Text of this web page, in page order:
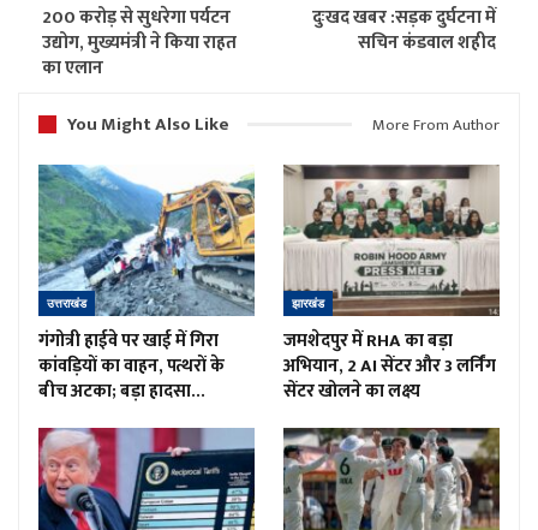
200 करोड़ से सुधरेगा पर्यटन
उद्योग, मुख्यमंत्री ने किया राहत
का एलान
दुःखद खबर :सड़क दुर्घटना में
सचिन कंडवाल शहीद
You Might Also Like More From Author
उत्तराखंड
गंगोत्री हाईवे पर खाई में गिरा
कांवड़ियों का वाहन, पत्थरों के
बीच अटका; बड़ा हादसा…
झारखंड
जमशेदपुर में RHA का बड़ा
अभियान, 2 AI सेंटर और 3 लर्निंग
सेंटर खोलने का लक्ष्य